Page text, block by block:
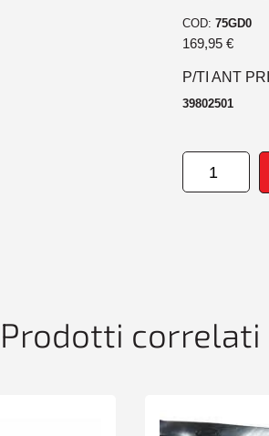
COD: 75GD0
169,95 €
P/TI ANT
39802501
PARAURTI
ANTERIORE
Prodotti correlati